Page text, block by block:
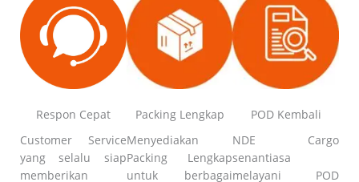
Respon Cepat
Customer Service
yang selalu siap
memberikan
Packing Lengkap
Menyediakan
Packing Lengkap
untuk berbagai
POD Kembali
NDE Cargo
senantiasa
melayani POD